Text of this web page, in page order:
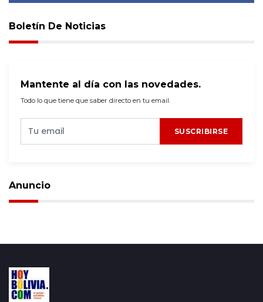
Boletín De Noticias
Mantente al día con las novedades.
Todo lo que tiene que saber directo en tu email.
SUSCRIBIRSE
Anuncio